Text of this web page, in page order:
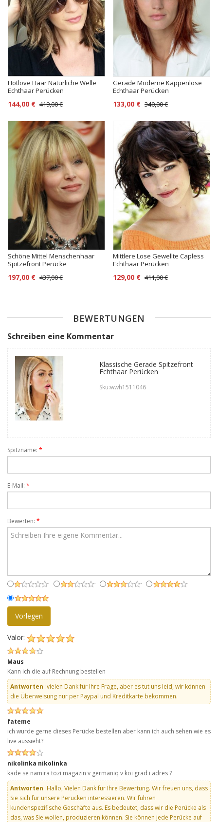
Hotlove Haar Natürliche Welle
Echthaar Perücken
144,00 € 419,00 €
Gerade Moderne Kappenlose
Echthaar Perücken
133,00 € 340,00 €
Schöne Mittel Menschenhaar
Spitzefront Perücke
197,00 € 437,00 €
Mittlere Lose Gewellte Capless
Echthaar Perücken
129,00 € 411,00 €
BEWERTUNGEN
Schreiben eine Kommentar
Klassische Gerade Spitzefront
Echthaar Perücken
Sku:wwh1511046
Spitzname: *
E-Mail: *
Bewerten: *
Vorlegen
Valor:
Maus
Kann ich die auf Rechnung bestellen
Antworten :vielen Dank für Ihre Frage, aber es tut uns leid, wir können
die Überweisung nur per Paypal und Kreditkarte bekommen.
fateme
ich wurde gerne dieses Perücke bestellen aber kann ich auch sehen wie es
live aussieht?
nikolinka nikolinka
kade se namira tozi magazin v germaniq v koi grad i adres ?
Antworten :Hallo, Vielen Dank für Ihre Bewertung. Wir freuen uns, dass
Sie sich für unsere Perücken interessieren. Wir führen
kundenspezifische Geschäfte aus. Es bedeutet, dass wir die Perücke als
das, was Sie wollen, produzieren können. Sie können jede Perücke auf